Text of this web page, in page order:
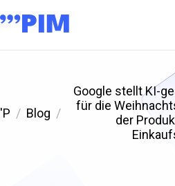
'P Blog
Google stellt KI-
für die
der